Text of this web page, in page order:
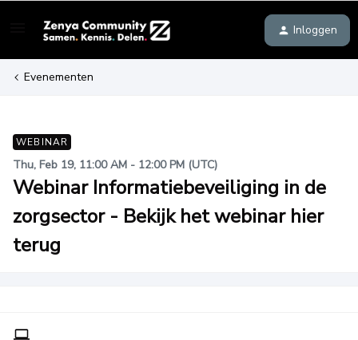
Inloggen
Evenementen
WEBINAR
Thu, Feb 19, 11:00 AM - 12:00 PM (UTC)
Webinar Informatiebeveiliging in de
zorgsector - Bekijk het webinar hier
terug